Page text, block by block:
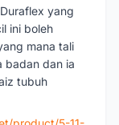
yang
ini boleh
mana tali
badan dan ia
tubuh